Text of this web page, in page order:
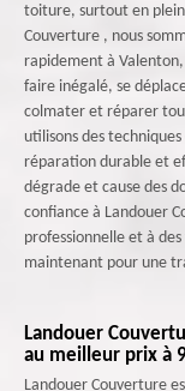
toiture, surtout en
Couverture , nous
rapidement à
faire inégalé, se
colmater et réparer
utilisons des
réparation durable et
dégrade et cause des
confiance à Landouer
professionnelle et à
maintenant pour une
Landouer
au meilleur prix à
Landouer Couverture